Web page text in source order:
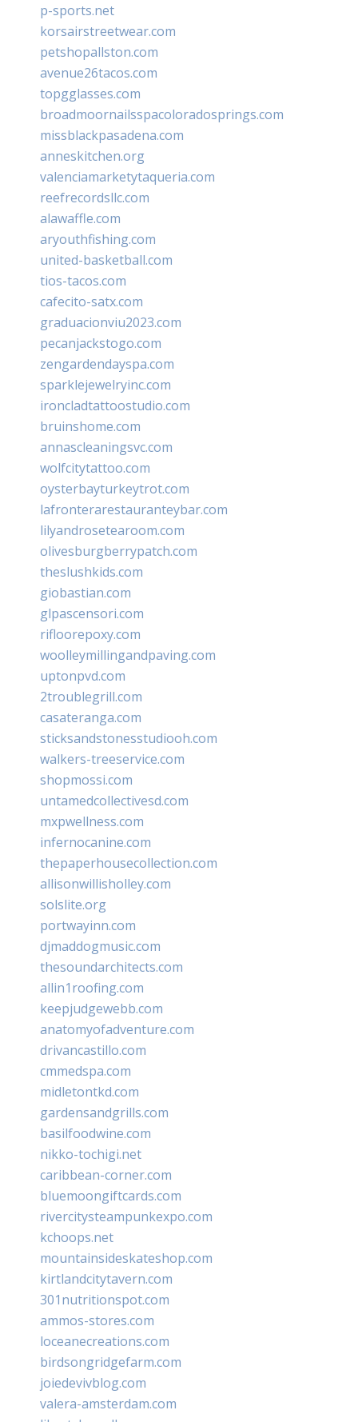
p-sports.net
korsairstreetwear.com
petshopallston.com
avenue26tacos.com
topgglasses.com
broadmoornailsspacoloradosprings.com
missblackpasadena.com
anneskitchen.org
valenciamarketytaqueria.com
reefrecordsllc.com
alawaffle.com
aryouthfishing.com
united-basketball.com
tios-tacos.com
cafecito-satx.com
graduacionviu2023.com
pecanjackstogo.com
zengardendayspa.com
sparklejewelryinc.com
ironcladtattoostudio.com
bruinshome.com
annascleaningsvc.com
wolfcitytattoo.com
oysterbayturkeytrot.com
lafronterarestauranteybar.com
lilyandrosetearoom.com
olivesburgberrypatch.com
theslushkids.com
giobastian.com
glpascensori.com
rifloorepoxy.com
woolleymillingandpaving.com
uptonpvd.com
2troublegrill.com
casateranga.com
sticksandstonesstudiooh.com
walkers-treeservice.com
shopmossi.com
untamedcollectivesd.com
mxpwellness.com
infernocanine.com
thepaperhousecollection.com
allisonwillisholley.com
solslite.org
portwayinn.com
djmaddogmusic.com
thesoundarchitects.com
allin1roofing.com
keepjudgewebb.com
anatomyofadventure.com
drivancastillo.com
cmmedspa.com
midletontkd.com
gardensandgrills.com
basilfoodwine.com
nikko-tochigi.net
caribbean-corner.com
bluemoongiftcards.com
rivercitysteampunkexpo.com
kchoops.net
mountainsideskateshop.com
kirtlandcitytavern.com
301nutritionspot.com
ammos-stores.com
loceanecreations.com
birdsongridgefarm.com
joiedevivblog.com
valera-amsterdam.com